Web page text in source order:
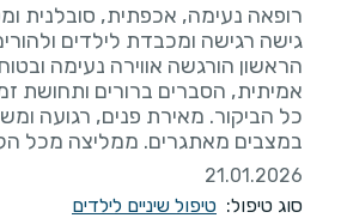
רופאה נעימה, אכפתית, סובלנית
גישה רגישה ומכבדת לילדים
הראשון הורגשה אווירה נעימה
אמיתית, הסברים ברורים ותחושת
כל הביקור. מאירת פנים, רגועה
במצבים מאתגרים. ממליצה מכל
21.01.2026
סוג טיפול: טיפול שיניים לילדים